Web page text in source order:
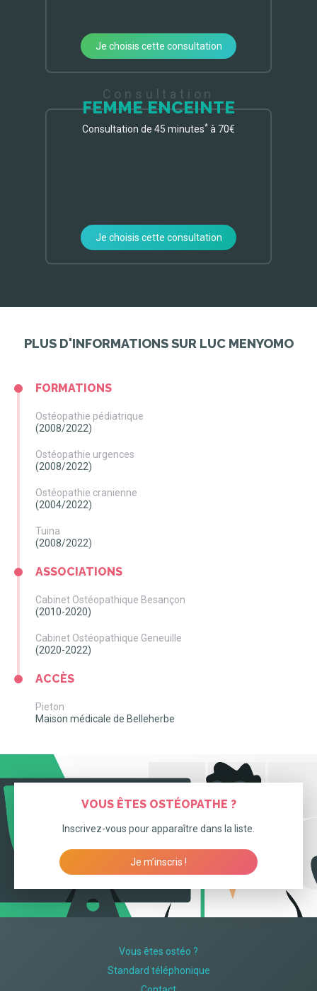
Je choisis cette consultation
Consultation
FEMME ENCEINTE
Consultation de 45 minutes* à 70€
Je choisis cette consultation
PLUS D'INFORMATIONS SUR LUC MENYOMO
FORMATIONS
Ostéopathie pédiatrique
(2008/2022)
Ostéopathie urgences
(2008/2022)
Ostéopathie cranienne
(2004/2022)
Tuina
(2008/2022)
ASSOCIATIONS
Cabinet Ostéopathique Besançon
(2010-2020)
Cabinet Ostéopathique Geneuille
(2020-2022)
ACCÈS
Pieton
Maison médicale de Belleherbe
VOUS ÊTES OSTÉOPATHE ?
Inscrivez-vous pour apparaître dans la liste.
Je m’inscris !
Vous êtes ostéo ?
Standard téléphonique